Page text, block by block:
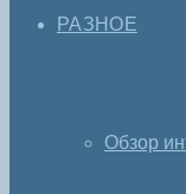
РАЗНОЕ
Обзор